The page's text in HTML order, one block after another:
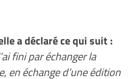
a déclaré ce qui suit :
fini par échanger la
en échange d’une édition